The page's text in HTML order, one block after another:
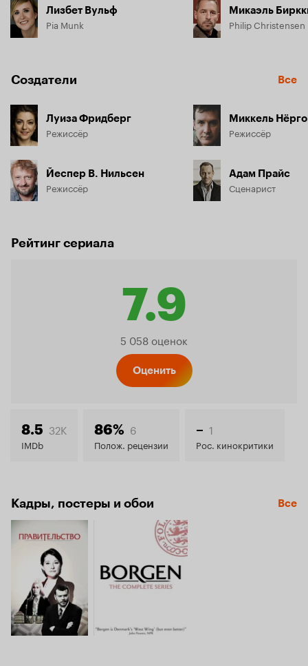
Лизбет Вульф
Pia Munk
Микаэль
Philip Christensen
Создатели Все
Луиза Фридберг
Режиссёр
Йеспер В. Нильсен
Режиссёр
Миккель
Режиссёр
Адам Прайс
Сценарист
Рейтинг сериала
7.9
Рейтинг
7.9
5 058 оценок
Оценить
8.5 32K
IMDb
86% 6
Полож. рецензии
– 1
Рос. кинокритики
Кадры, постеры и обои Все